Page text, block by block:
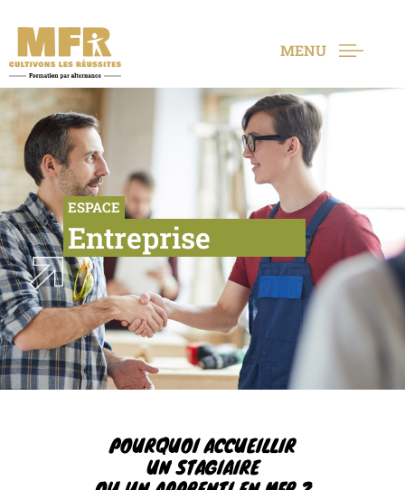
MENU
ESPACE
Entreprise
POURQUOI ACCUEILLIR
UN STAGIAIRE